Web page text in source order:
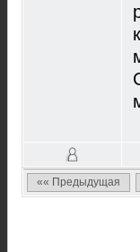
«« Предыдущая